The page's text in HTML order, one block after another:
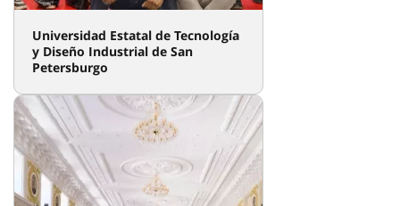
Universidad Estatal de Tecnología
y Diseño Industrial de San
Petersburgo